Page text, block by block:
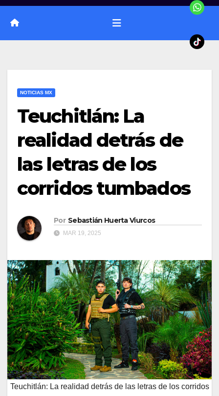
NOTICIAS MX
Teuchitlán: La
realidad detrás de
las letras de los
corridos tumbados
Por Sebastián Huerta Viurcos
MAR 19, 2025
Teuchitlán: La realidad detrás de las letras de los corridos